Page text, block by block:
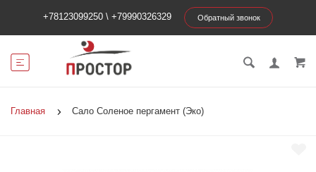
+78123099250 \ +79990326329 Обратный звонок
Главная Сало Соленое пергамент (Эко)